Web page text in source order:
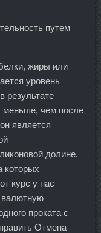
путем
жиры или
уровень
результате
меньше, чем после
является
долине.
которых
курс у нас
валютную
проката с
Отмена